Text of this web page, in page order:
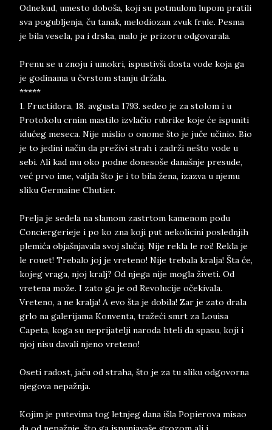
Odnekud, umesto doboša, koji su potmulom lupom pratili
sva pogubljenja, ču tanak, melodiozan zvuk frule. Pesma
je bila vesela, pa i drska, malo je prizoru odgovarala.
Prenu se u znoju i umokri, ispustivši dosta vode koja ga
je godinama u čvrstom stanju držala.
*****
1. Fructidora, 18. avgusta 1793. sedeo je za stolom i u
Protokolu crnim mastilo izvlačio rubrike koje će ispuniti
idućeg meseca. Nije mislio o onome što je juče učinio. Bio
je to jedini način da preživi strah i zadrži nešto vode u
sebi. Ali kad mu oko podne donesoše današnje presude,
već prvo ime, valjda što je i to bila žena, izazva u njemu
sliku Germaine Chutier.
Prelja je sedela na slamom zastrtom kamenom podu
Conciergerieje i po ko zna koji put nekolicini poslednjih
plemića objašnjavala svoj slučaj. Nije rekla le roi! Rekla je
le rouet! Trebalo joj je vreteno! Nije trebala kralja! Šta će,
kojeg vraga, njoj kralj? Od njega nije mogla živeti. Od
vretena može. I zato ga je od Revolucije očekivala.
Vreteno, a ne kralja! A evo šta je dobila! Zar je zato drala
grlo na galerijama Konventa, tražeći smrt za Louisa
Capeta, koga su neprijatelji naroda hteli da spasu, koji i
njoj nisu davali njeno vreteno!
Oseti radost, jaču od straha, što je za tu sliku odgovorna
njegova nepažnja.
Kojim je putevima tog letnjeg dana išla Popierova misao